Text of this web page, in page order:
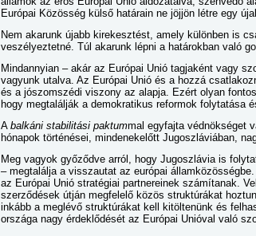
Európai Közösség külső határain ne jöjjön létre egy
Nem akarunk újabb kirekesztést, amely különben is
veszélyeztetné. Túl akarunk lépni a határokban való
Mindannyian – akár az Európai Unió tagjaként vagy
vagyunk utalva. Az Európai Unió és a hozzá
és a jószomszédi viszony az alapja. Ezért olyan
hogy megtalálják a demokratikus reformok folytatása
A balkáni stabilitási paktummal egyfajta védnökséget
hónapok történései, mindenekelőtt Jugoszláviában,
Meg vagyok győződve arról, hogy Jugoszlávia is
– megtalálja a visszautat az európai
az Európai Unió stratégiai partnereinek számítanak.
szerződések útján megfelelő közös struktúrákat
inkább a meglévő struktúrákat kell kitöltenünk és
országa nagy érdeklődését az Európai Unióval való